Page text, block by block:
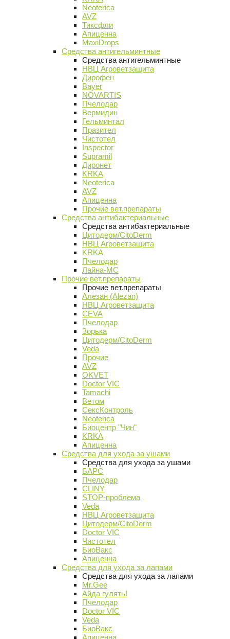
Neoterica
AVZ
Тиксфли
Апиценна
MaxiDrops
Средства антигельминтные
Средства антигельминтные
НВЦ Агроветзащита
Дирофен
Bayer
NOVARTIS
Пчелодар
Вермидин
Гельминтал
Празител
Чистотел
Inspector
Supramil
Диронет
KRKA
Neoterica
AVZ
Апиценна
Прочие вет.препараты
Средства антибактериальные
Средства антибактериальные
Цитодерм/CitoDerm
НВЦ Агроветзащита
KRKA
Пчелодар
Лайна-МС
Прочие вет.препараты
Прочие вет.препараты
Алезан (Alezan)
НВЦ Агроветзащита
CEVA
Пчелодар
Зорька
Цитодерм/CitoDerm
Veda
Прочие
AVZ
OKVET
Doctor VIC
Tamachi
Ветом
СексКонтроль
Neoterica
Биоцентр "Чин"
KRKA
Апиценна
Средства для ухода за ушами
Средства для ухода за ушами
БАРС
Пчелодар
CLINY
STOP-проблема
Veda
НВЦ Агроветзащита
Цитодерм/CitoDerm
Doctor VIC
Чистотел
БиоВакс
Апиценна
Средства для ухода за лапами
Средства для ухода за лапами
Mr.Gee
Айда гулять!
Пчелодар
Doctor VIC
Veda
БиоВакс
Апиценна